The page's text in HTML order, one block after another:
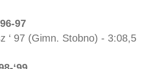
97
‘ 97 (Gimn. Stobno) - 3:08,5